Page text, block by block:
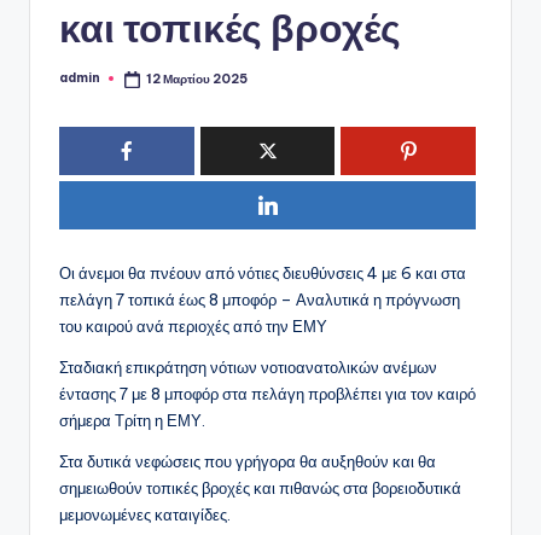
και τοπικές βροχές
Συγγραφέας:
admin 12 Μαρτίου 2025
Οι άνεμοι θα πνέουν από νότιες διευθύνσεις 4 με 6 και στα
πελάγη 7 τοπικά έως 8 μποφόρ – Αναλυτικά η πρόγνωση
του καιρού ανά περιοχές από την ΕΜΥ
Σταδιακή επικράτηση νότιων νοτιοανατολικών ανέμων
έντασης 7 με 8 μποφόρ στα πελάγη προβλέπει για τον καιρό
σήμερα Τρίτη η ΕΜΥ.
Στα δυτικά νεφώσεις που γρήγορα θα αυξηθούν και θα
σημειωθούν τοπικές βροχές και πιθανώς στα βορειοδυτικά
μεμονωμένες καταιγίδες.